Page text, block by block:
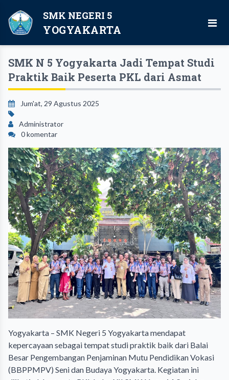
SMK NEGERI 5
YOGYAKARTA
SMK N 5 Yogyakarta Jadi Tempat Studi
Praktik Baik Peserta PKL dari Asmat
Jum'at, 29 Agustus 2025
Administrator
0 komentar
Yogyakarta – SMK Negeri 5 Yogyakarta mendapat
kepercayaan sebagai tempat studi praktik baik dari Balai
Besar Pengembangan Penjaminan Mutu Pendidikan Vokasi
(BBPPMPV) Seni dan Budaya Yogyakarta. Kegiatan ini